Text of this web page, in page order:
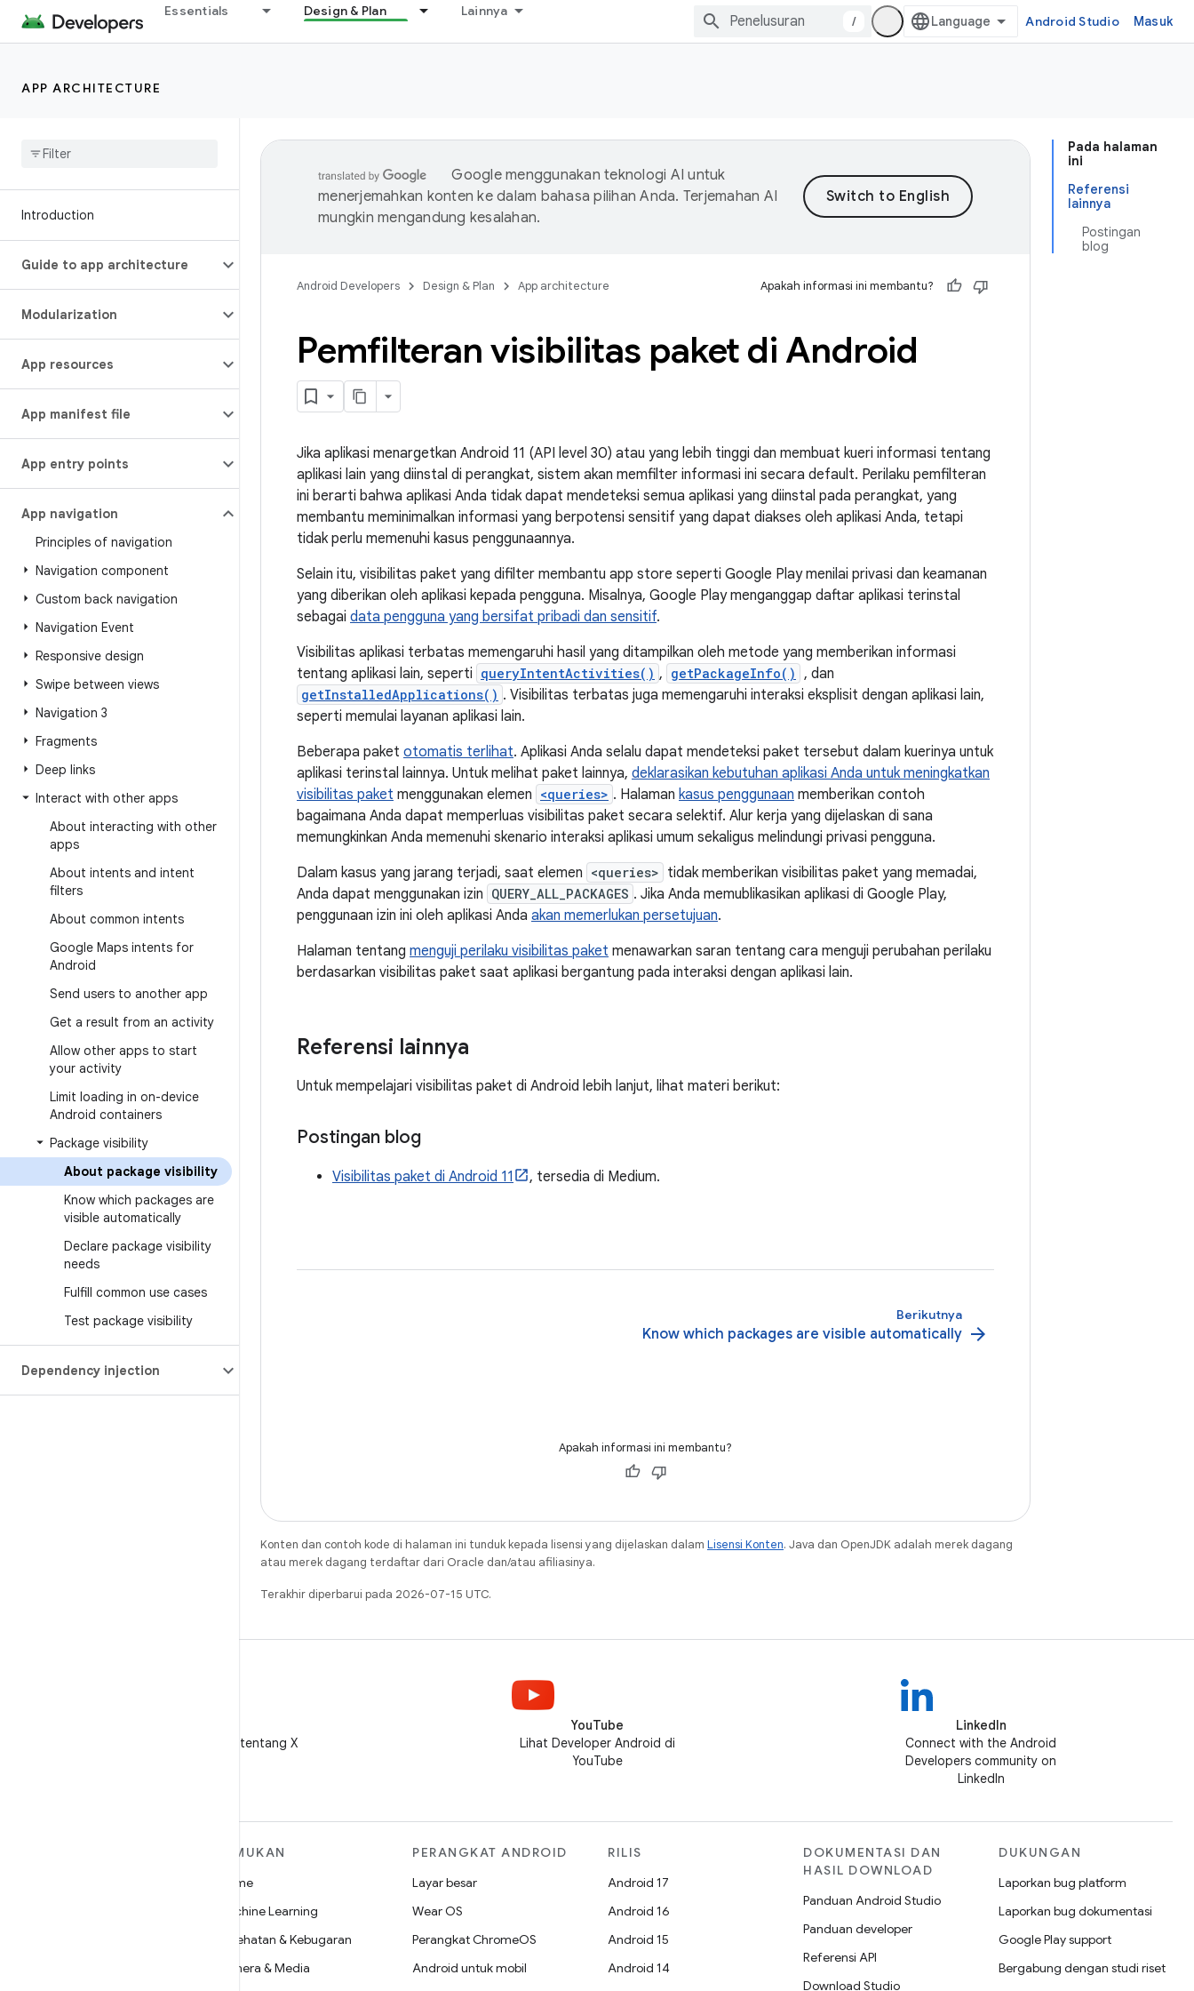
Essentials Design & Plan Lainnya
/ Android Studio Masuk
APP ARCHITECTURE
Introduction
Guide to app architecture
Modularization
App resources
App manifest file
App entry points
App navigation
Principles of navigation
Navigation component
Custom back navigation
Navigation Event
Responsive design
Swipe between views
Navigation 3
Fragments
Deep links
Interact with other apps
About interacting with other
apps
About intents and intent
filters
About common intents
Google Maps intents for
Android
Send users to another app
Get a result from an activity
Allow other apps to start
your activity
Limit loading in on-device
Android containers
Package visibility
About package visibility
Know which packages are
visible automatically
Declare package visibility
needs
Fulfill common use cases
Test package visibility
Dependency injection
Pada halaman
ini
Referensi
lainnya
Postingan
blog
Google menggunakan teknologi AI untuk
menerjemahkan konten ke dalam bahasa pilihan Anda. Terjemahan AI
mungkin mengandung kesalahan.
Android Developers Design & Plan App architecture Apakah informasi ini membantu?
Pemfilteran visibilitas paket di Android
Jika aplikasi menargetkan Android 11 (API level 30) atau yang lebih tinggi dan membuat kueri informasi tentang
aplikasi lain yang diinstal di perangkat, sistem akan memfilter informasi ini secara default. Perilaku pemfilteran
ini berarti bahwa aplikasi Anda tidak dapat mendeteksi semua aplikasi yang diinstal pada perangkat, yang
membantu meminimalkan informasi yang berpotensi sensitif yang dapat diakses oleh aplikasi Anda, tetapi
tidak perlu memenuhi kasus penggunaannya.
Selain itu, visibilitas paket yang difilter membantu app store seperti Google Play menilai privasi dan keamanan
yang diberikan oleh aplikasi kepada pengguna. Misalnya, Google Play menganggap daftar aplikasi terinstal
sebagai data pengguna yang bersifat pribadi dan sensitif.
Visibilitas aplikasi terbatas memengaruhi hasil yang ditampilkan oleh metode yang memberikan informasi
tentang aplikasi lain, seperti queryIntentActivities() , getPackageInfo() , dan
getInstalledApplications() . Visibilitas terbatas juga memengaruhi interaksi eksplisit dengan aplikasi lain,
seperti memulai layanan aplikasi lain.
Beberapa paket otomatis terlihat. Aplikasi Anda selalu dapat mendeteksi paket tersebut dalam kuerinya untuk
aplikasi terinstal lainnya. Untuk melihat paket lainnya, deklarasikan kebutuhan aplikasi Anda untuk meningkatkan
visibilitas paket menggunakan elemen <queries> . Halaman kasus penggunaan memberikan contoh
bagaimana Anda dapat memperluas visibilitas paket secara selektif. Alur kerja yang dijelaskan di sana
memungkinkan Anda memenuhi skenario interaksi aplikasi umum sekaligus melindungi privasi pengguna.
Dalam kasus yang jarang terjadi, saat elemen <queries> tidak memberikan visibilitas paket yang memadai,
Anda dapat menggunakan izin QUERY_ALL_PACKAGES . Jika Anda memublikasikan aplikasi di Google Play,
penggunaan izin ini oleh aplikasi Anda akan memerlukan persetujuan.
Halaman tentang menguji perilaku visibilitas paket menawarkan saran tentang cara menguji perubahan perilaku
berdasarkan visibilitas paket saat aplikasi bergantung pada interaksi dengan aplikasi lain.
Referensi lainnya
Untuk mempelajari visibilitas paket di Android lebih lanjut, lihat materi berikut:
Postingan blog
Visibilitas paket di Android 11 , tersedia di Medium.
Berikutnya
Know which packages are visible automatically arrow_forward
Apakah informasi ini membantu?
Konten dan contoh kode di halaman ini tunduk kepada lisensi yang dijelaskan dalam Lisensi Konten. Java dan OpenJDK adalah merek dagang
atau merek dagang terdaftar dari Oracle dan/atau afiliasinya.
Terakhir diperbarui pada 2026-07-15 UTC.
Ikuti @AndroidDev tentang X
YouTube
Lihat Developer Android di
YouTube
LinkedIn
Connect with the Android
Developers community on
LinkedIn
TEMUKAN
Game
Machine Learning
Kesehatan & Kebugaran
Kamera & Media
PERANGKAT ANDROID
Layar besar
Wear OS
Perangkat ChromeOS
Android untuk mobil
RILIS
Android 17
Android 16
Android 15
Android 14
DOKUMENTASI DAN
HASIL DOWNLOAD
Panduan Android Studio
Panduan developer
Referensi API
Download Studio
DUKUNGAN
Laporkan bug platform
Laporkan bug dokumentasi
Google Play support
Bergabung dengan studi riset